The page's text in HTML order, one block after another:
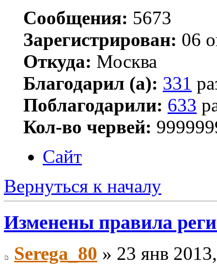
Сообщения: 5673
Зарегистрирован: 06
Откуда: Москва
Благодарил (а): 331
Поблагодарили: 633
Кол-во червей:
Сайт
Вернуться к началу
Изменены правила
Serega_80 » 23 янв